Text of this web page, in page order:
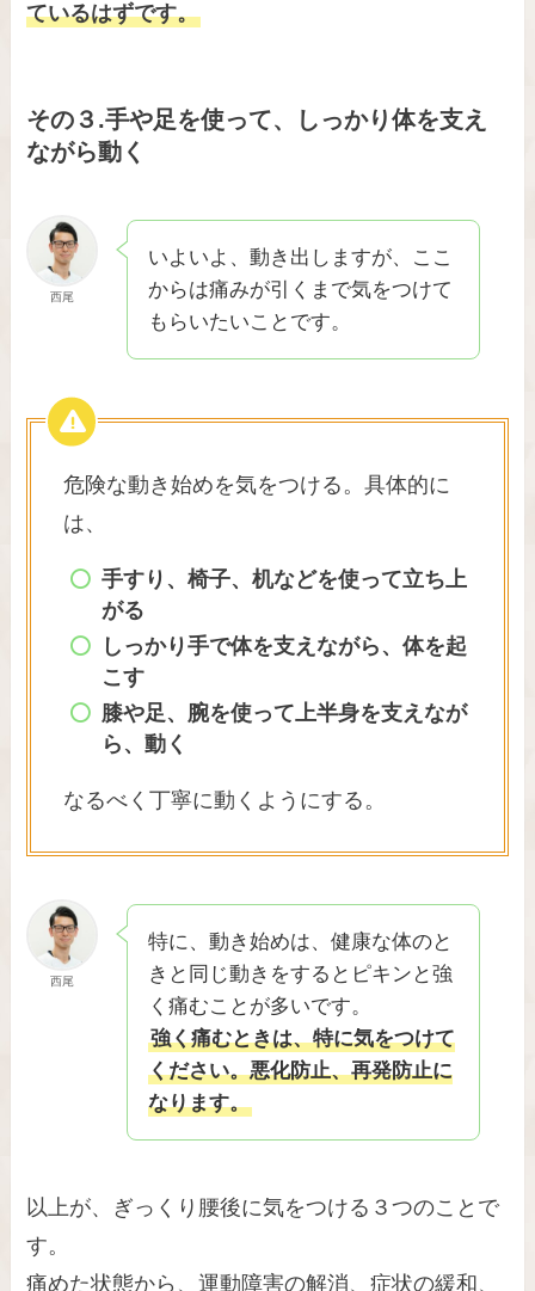
ているはずです。
その３.手や足を使って、しっかり体を支え
ながら動く
西尾
いよいよ、動き出しますが、ここ
からは痛みが引くまで気をつけて
もらいたいことです。
危険な動き始めを気をつける。具体的に
は、
手すり、椅子、机などを使って立ち上
がる
しっかり手で体を支えながら、体を起
こす
膝や足、腕を使って上半身を支えなが
ら、動く
なるべく丁寧に動くようにする。
西尾
特に、動き始めは、健康な体のと
きと同じ動きをするとピキンと強
く痛むことが多いです。
強く痛むときは、特に気をつけて
ください。悪化防止、再発防止に
なります。
以上が、ぎっくり腰後に気をつける３つのことで
す。
痛めた状態から、運動障害の解消、症状の緩和、